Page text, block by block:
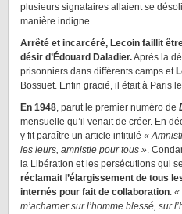
plusieurs signataires allaient se
manière indigne.
Arrêté et incarcéré, Lecoin faillit
désir d’Édouard Daladier.Après la
prisonniers dans différents camps et
Bossuet. Enfin gracié, il était à Paris
En 1948, parut le premier numéro de
mensuelle qu’il venait de créer. En
y fit paraître un article intitulé «
les leurs, amnistie pour tous ».
la Libération et les persécutions qui
réclamait l’élargissement de tous
internés pour fait de collaboration. «
m’acharner sur l’homme blessé, sur